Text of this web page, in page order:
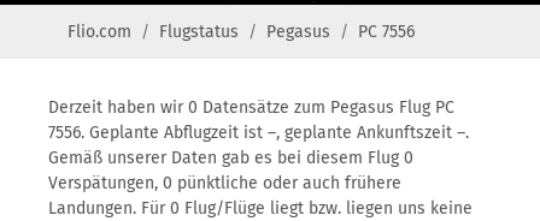
Flio.com Flugstatus Pegasus PC 7556
Derzeit haben wir 0 Datensätze zum Pegasus Flug PC
7556. Geplante Abflugzeit ist –, geplante Ankunftszeit –.
Gemäß unserer Daten gab es bei diesem Flug 0
Verspätungen, 0 pünktliche oder auch frühere
Landungen. Für 0 Flug/Flüge liegt bzw. liegen uns keine